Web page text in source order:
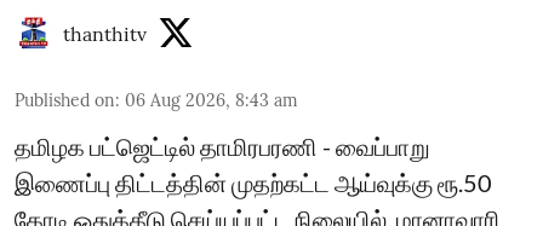
thanthitv
Published on: 06 Aug 2026, 8:43 am
தமிழக பட்ஜெட்டில் தாமிரபரணி - வைப்பாறு
இணைப்பு திட்டத்தின் முதற்கட்ட ஆய்வுக்கு ரூ.50
கோடி ஒதுக்கீடு செய்யப்பட்ட நிலையில், மானாவாரி